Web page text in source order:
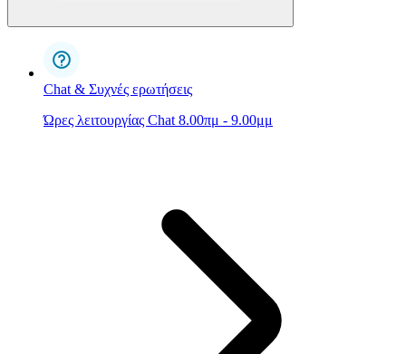
Chat & Συχνές ερωτήσεις
Ώρες λειτουργίας Chat 8.00πμ - 9.00μμ